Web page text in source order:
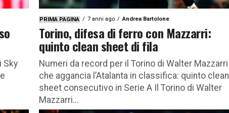
Sky
PRIMA PAGINA 7 anni ago Andrea Bartolone
Torino, difesa di ferro con Mazzarri:
quinto clean sheet di fila
Numeri da record per il Torino di Walter Mazzarri
che aggancia l’Atalanta in classifica: quinto clean
sheet consecutivo in Serie A Il Torino di Walter
Mazzarri...